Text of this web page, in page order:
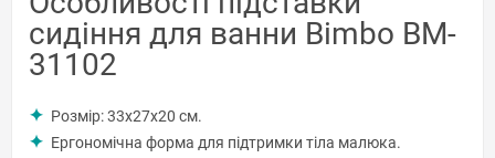
сидіння для ванни Bimbo BM-
31102
Розмір: 33x27x20 см.
Ергономічна форма для підтримки тіла малюка.